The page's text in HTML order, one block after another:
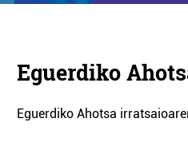
Eguerdiko
Eguerdiko Ahotsa